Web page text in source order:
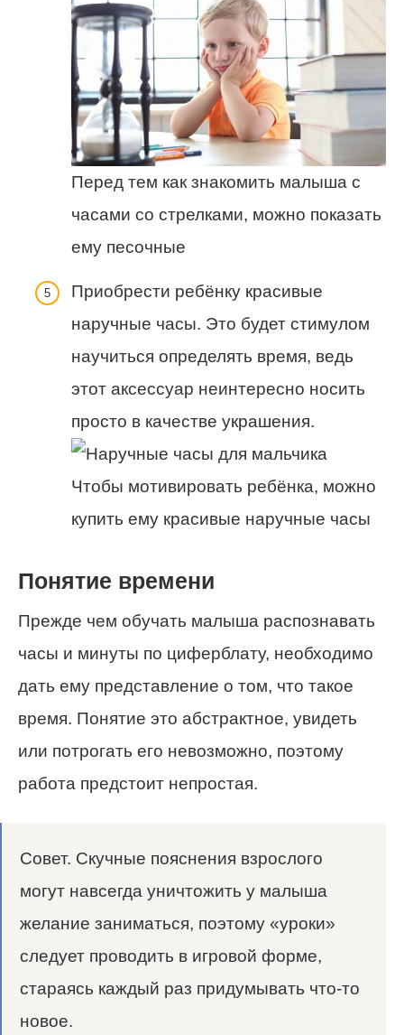
Перед тем как знакомить малыша с
часами со стрелками, можно показать
ему песочные
Приобрести ребёнку красивые
наручные часы. Это будет стимулом
научиться определять время, ведь
этот аксессуар неинтересно носить
просто в качестве украшения.
Чтобы мотивировать ребёнка, можно
купить ему красивые наручные часы
Понятие времени
Прежде чем обучать малыша распознавать
часы и минуты по циферблату, необходимо
дать ему представление о том, что такое
время. Понятие это абстрактное, увидеть
или потрогать его невозможно, поэтому
работа предстоит непростая.
Совет. Скучные пояснения взрослого
могут навсегда уничтожить у малыша
желание заниматься, поэтому «уроки»
следует проводить в игровой форме,
стараясь каждый раз придумывать что-то
новое.